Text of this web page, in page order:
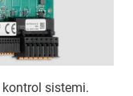
sistemi.